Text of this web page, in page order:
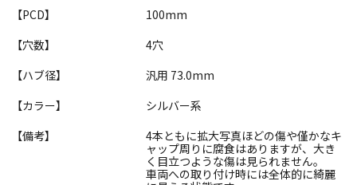
【PCD】
100mm
【穴数】
4穴
【ハブ径】
汎用 73.0mm
【カラー】
シルバー系
【備考】
4本ともに拡大写真ほどの傷や僅かなキ
ャップ周りに腐食はありますが、大き
く目立つような傷は見られません。
車両への取り付け時には全体的に綺麗